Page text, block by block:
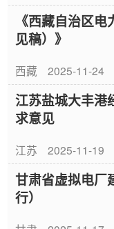
《西藏自治区
见稿）》
西藏 2025-11-24
江苏盐城大丰港
求意见
江苏 2025-11-19
甘肃省虚拟电厂
行）